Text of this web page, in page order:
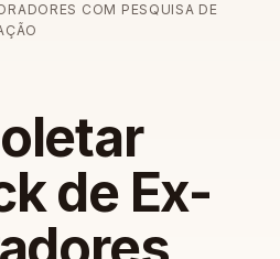
COM PESQUISA DE
de Ex-